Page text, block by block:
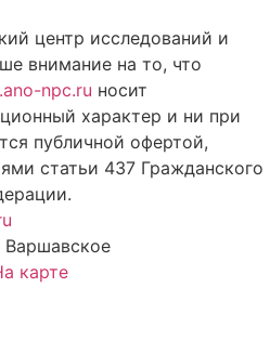
центр исследований и
внимание на то, что
npc.ru носит
характер и ни при
публичной офертой,
статьи 437 Гражданского
Варшавское
карте